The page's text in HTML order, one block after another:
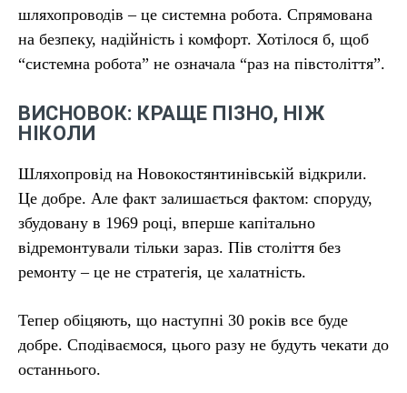
шляхопроводів – це системна робота. Спрямована
на безпеку, надійність і комфорт. Хотілося б, щоб
“системна робота” не означала “раз на півстоліття”.
ВИСНОВОК: КРАЩЕ ПІЗНО, НІЖ
НІКОЛИ
Шляхопровід на Новокостянтинівській відкрили.
Це добре. Але факт залишається фактом: споруду,
збудовану в 1969 році, вперше капітально
відремонтували тільки зараз. Пів століття без
ремонту – це не стратегія, це халатність.
Тепер обіцяють, що наступні 30 років все буде
добре. Сподіваємося, цього разу не будуть чекати до
останнього.